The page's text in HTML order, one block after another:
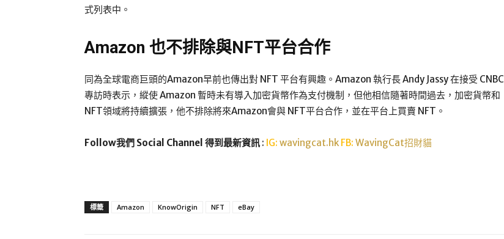
式列表中。
Amazon 也不排除與NFT平台合作
同為全球電商巨頭的Amazon早前也傳出對 NFT 平台有興趣。Amazon 執行長 Andy Jassy 在接受 CNBC
專訪時表示，縱使 Amazon 暫時未有導入加密貨幣作為支付機制，但他相信隨著時間過去，加密貨幣和
NFT領域將持續擴張，他不排除將來Amazon會與 NFT平台合作，並在平台上買賣 NFT。
Follow我們 Social Channel 得到最新資訊 : IG: wavingcat.hkFB: WavingCat招財貓
標籤 Amazon KnowOrigin NFT eBay